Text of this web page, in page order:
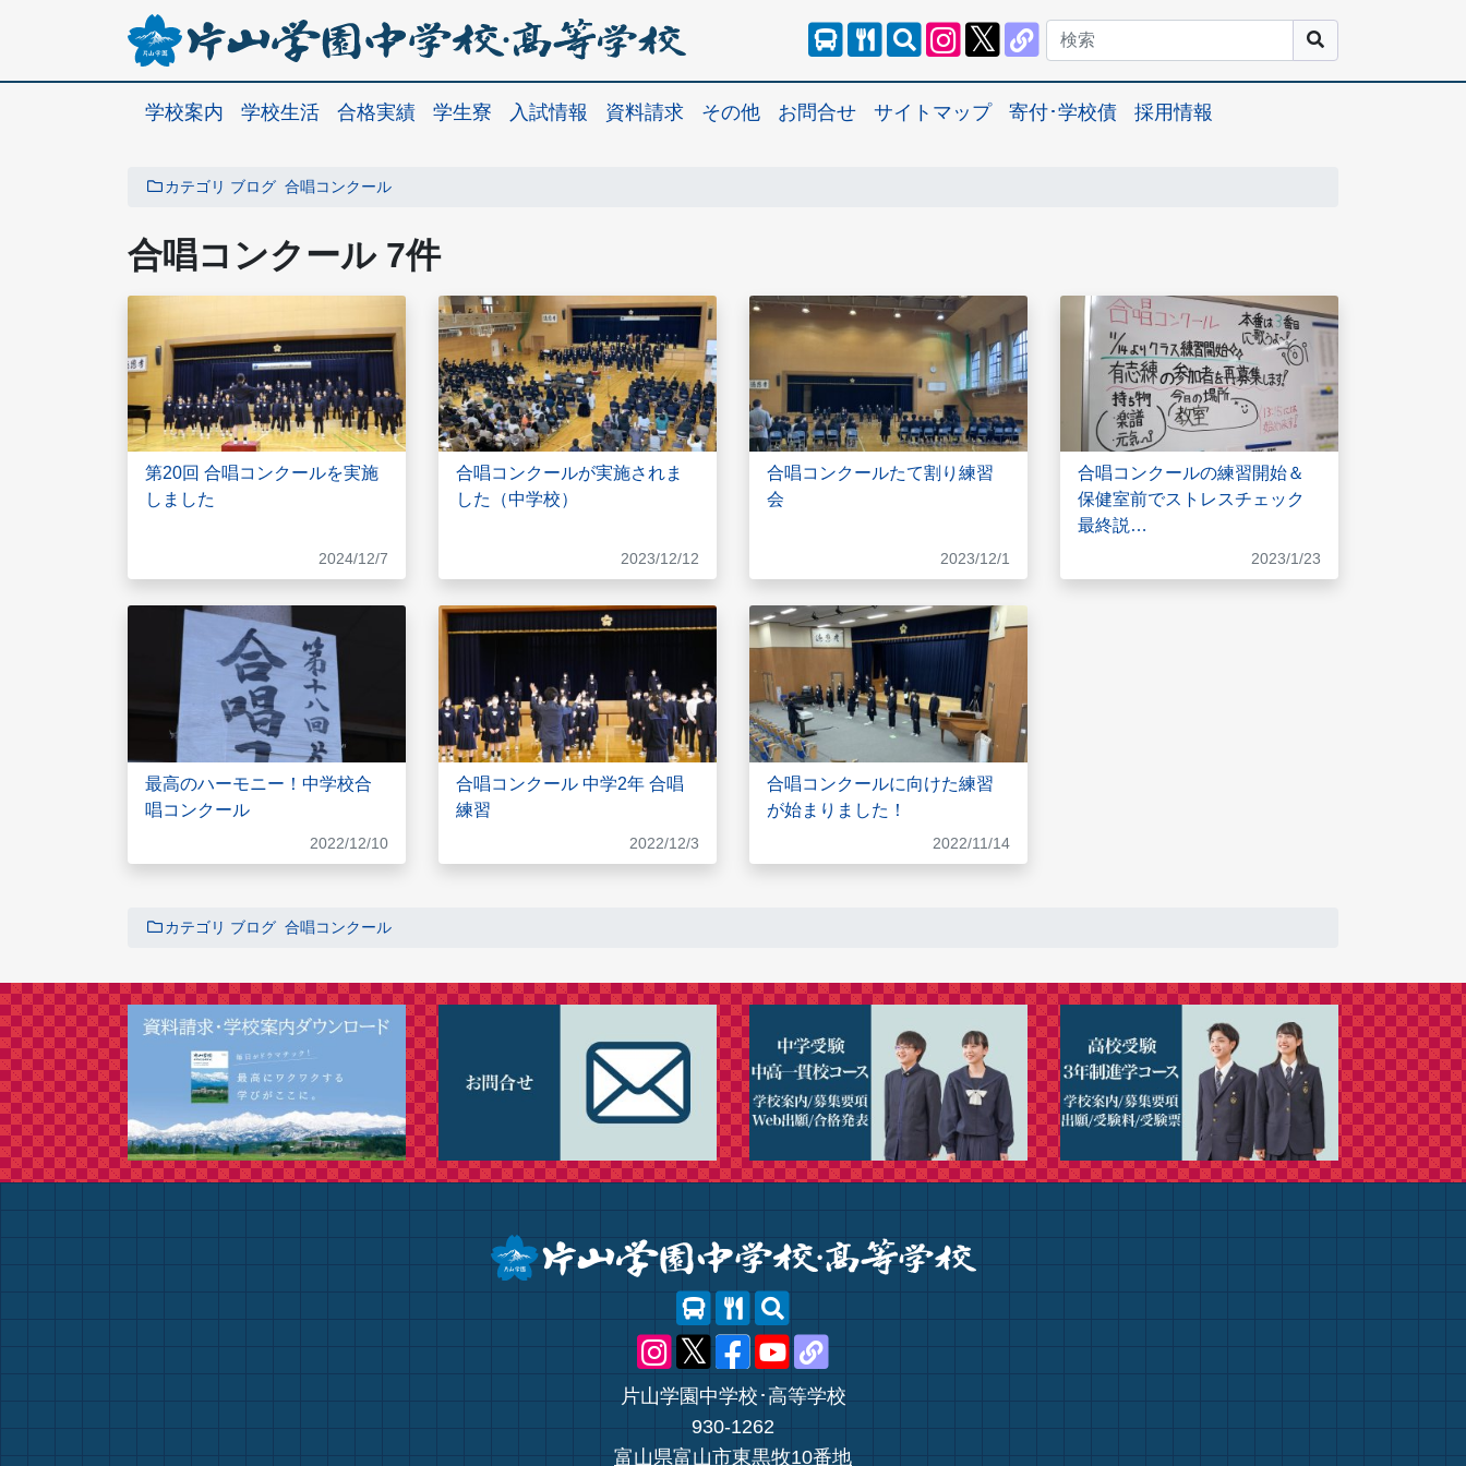
学校案内 学校生活 合格実績 学生寮 入試情報 資料請求 その他 お問合せ サイトマップ 寄付･学校債 採用情報
カテゴリ ブログ 合唱コンクール
合唱コンクール 7件
第20回 合唱コンクールを実施
しました
2024/12/7
合唱コンクールが実施されま
した（中学校）
2023/12/12
合唱コンクールたて割り練習
会
2023/12/1
合唱コンクールの練習開始＆
保健室前でストレスチェック
最終説…
2023/1/23
最高のハーモニー！中学校合
唱コンクール
2022/12/10
合唱コンクール 中学2年 合唱
練習
2022/12/3
合唱コンクールに向けた練習
が始まりました！
2022/11/14
カテゴリ ブログ 合唱コンクール
片山学園中学校･高等学校
930-1262
富山県富山市東黒牧10番地